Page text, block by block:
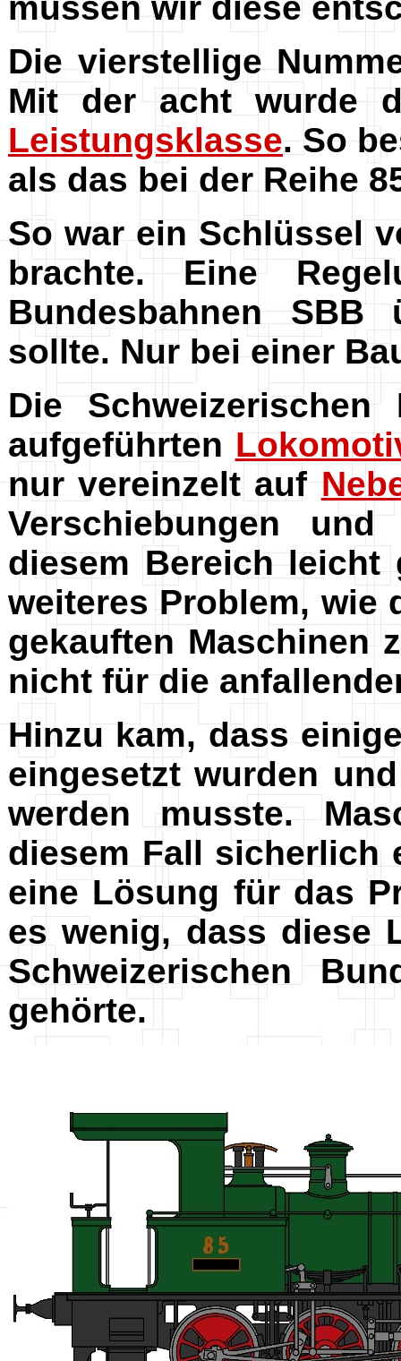
Die vierstellige
Mit der acht wurde
Leistungsklasse. So
als das bei der Reihe
So war ein Schlüssel
brachte. Eine
Bundesbahnen
sollte. Nur bei einer
Die
aufgeführten
nur vereinzelt auf
Verschiebungen
diesem Bereich leicht
weiteres Problem, wie
gekauften Maschinen
nicht für die
Hinzu kam, dass
eingesetzt wurden
werden musste.
diesem Fall sicherlich
eine Lösung für das
es wenig, dass diese
Schweizerischen
gehörte.